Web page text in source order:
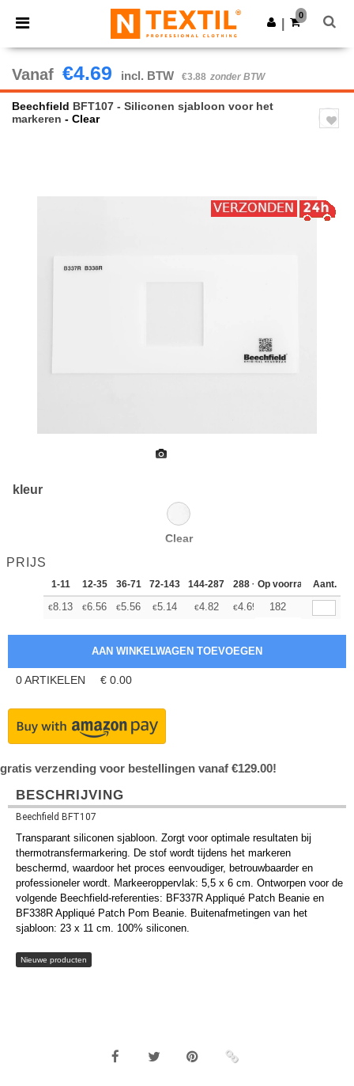
× Ntextil-app
Betere prijzen in de app!
Download app
0
Vanaf €4.69 incl. BTW €3.88 zonder BTW
Beechfield BFT107 - Siliconen sjabloon voor het
markeren - Clear
kleur
Clear
PRIJS
1-11 12-35 36-71 72-143 144-287 288 + Meer
Op voorraadAant.
€8.13 €6.56 €5.56 €5.14 €4.82 €4.69 +
182
0ARTIKELEN € 0.00
gratis verzending voor bestellingen vanaf €129.00!
BESCHRIJVING
Beechfield BFT107
Transparant siliconen sjabloon. Zorgt voor optimale resultaten bij
thermotransfermarkering. De stof wordt tijdens het markeren
beschermd, waardoor het proces eenvoudiger, betrouwbaarder en
professioneler wordt. Markeeroppervlak: 5,5 x 6 cm. Ontworpen voor de
volgende Beechfield-referenties: BF337R Appliqué Patch Beanie en
BF338R Appliqué Patch Pom Beanie. Buitenafmetingen van het
sjabloon: 23 x 11 cm. 100% siliconen.
Nieuwe producten